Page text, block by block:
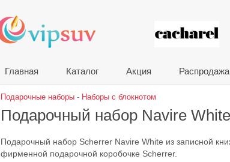
VIP
Главная Каталог Акция Распродажа
Подарочные наборы - Наборы с блокнотом
Подарочный набор Navire White
Подарочный набор Scherrer Navire White из записной
фирменной подарочной коробочке Scherrer.